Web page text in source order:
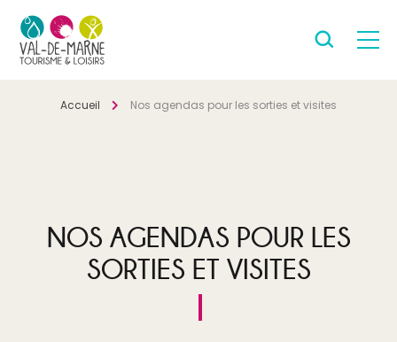
Accueil Nos agendas pour les sorties et visites
NOS AGENDAS POUR LES
SORTIES ET VISITES